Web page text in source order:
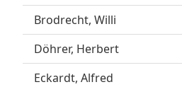
Brodrecht, Willi
Döhrer, Herbert
Eckardt, Alfred